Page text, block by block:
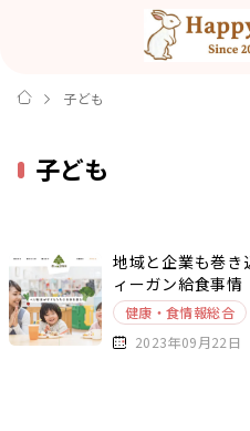
子ども
子ども
地域と企業も巻き
ィーガン給食事情
健康・食情報総合
2023年09月22日